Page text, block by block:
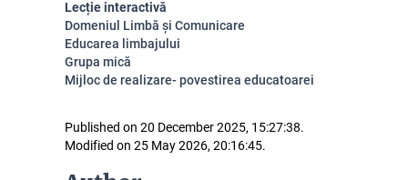
Lecție interactivă
Domeniul Limbă și Comunicare
Educarea limbajului
Grupa mică
Mijloc de realizare- povestirea educatoarei
Published on 20 December 2025, 15:27:38.
Modified on 25 May 2026, 20:16:45.